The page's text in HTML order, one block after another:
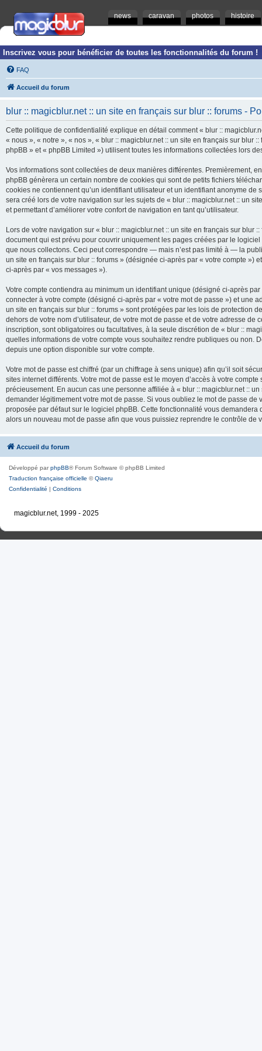
news caravan photos histoire
Inscrivez vous pour bénéficier de toutes les fonctionnalités du forum !
FAQ
Accueil du forum
blur :: magicblur.net :: un site en français sur blur :: forums -
Cette politique de confidentialité explique en détail comment « blur ::
« nous », « notre », « nos », « blur :: magicblur.net :: un site en français sur blur
phpBB » et « phpBB Limited ») utilisent toutes les informations collectées lors
Vos informations sont collectées de deux manières différentes. Premièrement,
phpBB génèrera un certain nombre de cookies qui sont de petits fichiers
cookies ne contiennent qu’un identifiant utilisateur et un identifiant anonyme
sera créé lors de votre navigation sur les sujets de « blur :: magicblur.net :: un
et permettant d’améliorer votre confort de navigation en tant qu’utilisateur.
Lors de votre navigation sur « blur :: magicblur.net :: un site en français sur
document qui est prévu pour couvrir uniquement les pages créées par le
que nous collectons. Ceci peut correspondre — mais n’est pas limité à — la
un site en français sur blur :: forums » (désignée ci-après par « votre compte
ci-après par « vos messages »).
Votre compte contiendra au minimum un identifiant unique (désigné ci-après
connecter à votre compte (désigné ci-après par « votre mot de passe ») et une
un site en français sur blur :: forums » sont protégées par les lois de protection
dehors de votre nom d’utilisateur, de votre mot de passe et de votre adresse
inscription, sont obligatoires ou facultatives, à la seule discrétion de « blur ::
quelles informations de votre compte vous souhaitez rendre publiques ou non.
depuis une option disponible sur votre compte.
Votre mot de passe est chiffré (par un chiffrage à sens unique) afin qu’il soit
sites internet différents. Votre mot de passe est le moyen d’accès à votre
précieusement. En aucun cas une personne affiliée à « blur :: magicblur.net ::
demander légitimement votre mot de passe. Si vous oubliez le mot de passe
proposée par défaut sur le logiciel phpBB. Cette fonctionnalité vous
alors un nouveau mot de passe afin que vous puissiez reprendre le contrôle de
Accueil du forum
Développé parphpBB® Forum Software © phpBB Limited
Traduction française officielle ©Qiaeru
Confidentialité | Conditions
magicblur.net, 1999 - 2025